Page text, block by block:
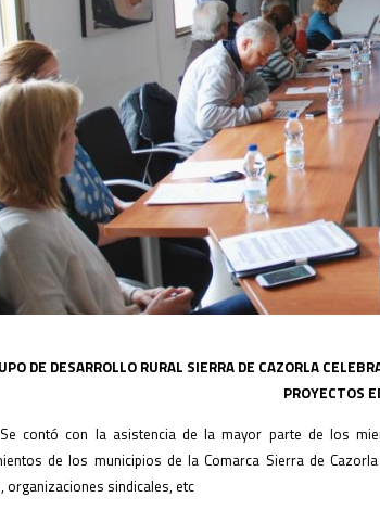
DE DESARROLLO RURAL SIERRA DE CAZORLA
PROYECTOS
Se contó con la asistencia de la mayor parte de los
de los municipios de la Comarca Sierra de
organizaciones sindicales, etc